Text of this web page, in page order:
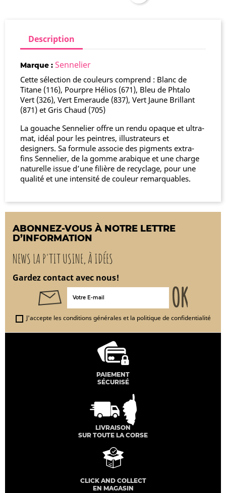
Description
Marque : Sennelier
Cette sélection de couleurs comprend : Blanc de
Titane (116), Pourpre Hélios (671), Bleu de Phtalo
Vert (326), Vert Emeraude (837), Vert Jaune Brillant
(871) et Gris Chaud (705)
La gouache Sennelier offre un rendu opaque et ultra-
mat, idéal pour les peintres, illustrateurs et
designers. Sa formule associe des pigments extra-
fins Sennelier, de la gomme arabique et une charge
naturelle issue d’une filière de recyclage, pour une
qualité et une intensité de couleur remarquables.
ABONNEZ-VOUS À NOTRE LETTRE
D’INFORMATION
NEWS LA P'TIT USINE, À IDÉES
Gardez contact avec nous!
J'accepte les conditions générales et la politique de confidentialité
PAIEMENT
SÉCURISÉ
LIVRAISON
SUR TOUTE LA CORSE
CLICK AND COLLECT
EN MAGASIN